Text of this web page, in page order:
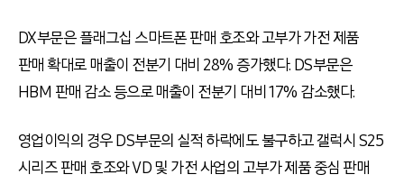
DX부문은 플래그십 스마트폰 판매 호조와 고부가 가전 제품
판매 확대로 매출이 전분기 대비 28% 증가했다. DS부문은
HBM 판매 감소 등으로 매출이 전분기 대비 17% 감소했다.
영업이익의 경우 DS부문의 실적 하락에도 불구하고 갤럭시 S25
시리즈 판매 호조와 VD 및 가전 사업의 고부가 제품 중심 판매